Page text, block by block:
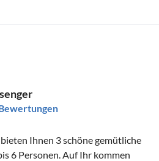
Ihnen 3 schöne gemütliche
6 Personen. Auf Ihr kommen